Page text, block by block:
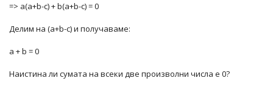
=> a(a+b-c) + b(a+b-c) = 0
Делим на (a+b-c) и получаваме:
a + b = 0
Наистина ли сумата на всеки две произволни числа е 0?